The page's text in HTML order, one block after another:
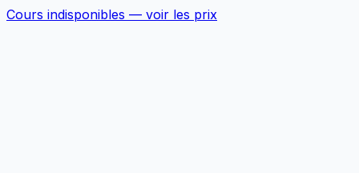
Cours indisponibles — voir les prix